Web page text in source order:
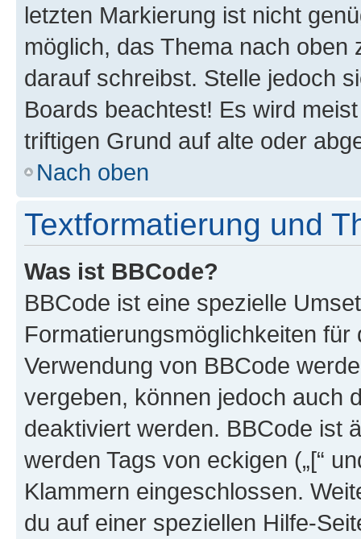
letzten Markierung ist nicht
möglich, das Thema nach oben
darauf schreibst. Stelle jedoch
Boards beachtest! Es wird
triftigen Grund auf alte oder
Nach oben
Textformatierung und
Was ist BBCode?
BBCode ist eine spezielle
Formatierungsmöglichkeiten
Verwendung von BBCode
vergeben, können jedoch auch
deaktiviert werden. BBCode ist
werden Tags von eckigen („[“
Klammern eingeschlossen.
du auf einer speziellen Hilfe-